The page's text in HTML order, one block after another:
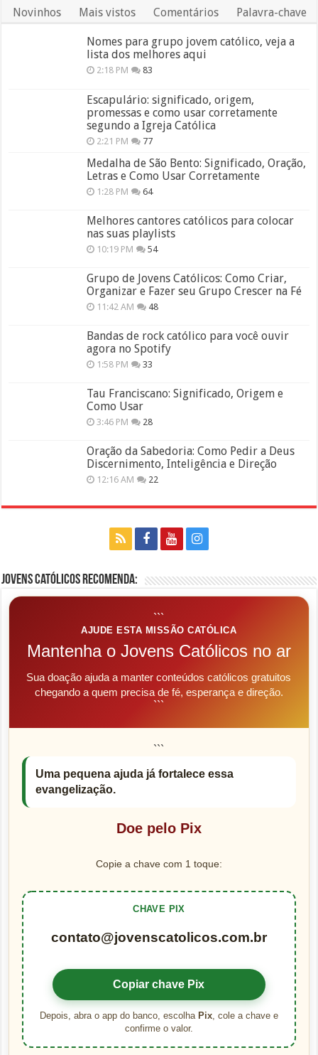
Novinhos Mais vistos Comentários Palavra-chave
Nomes para grupo jovem católico, veja a
lista dos melhores aqui
2:18 PM 83
Escapulário: significado, origem,
promessas e como usar corretamente
segundo a Igreja Católica
2:21 PM 77
Medalha de São Bento: Significado, Oração,
Letras e Como Usar Corretamente
1:28 PM 64
Melhores cantores católicos para colocar
nas suas playlists
10:19 PM 54
Grupo de Jovens Católicos: Como Criar,
Organizar e Fazer seu Grupo Crescer na Fé
11:42 AM 48
Bandas de rock católico para você ouvir
agora no Spotify
1:58 PM 33
Tau Franciscano: Significado, Origem e
Como Usar
3:46 PM 28
Oração da Sabedoria: Como Pedir a Deus
Discernimento, Inteligência e Direção
12:16 AM 22
Jovens Católicos Recomenda:
```
AJUDE ESTA MISSÃO CATÓLICA
Mantenha o Jovens Católicos no ar
Sua doação ajuda a manter conteúdos católicos gratuitos
chegando a quem precisa de fé, esperança e direção.
```
```
Uma pequena ajuda já fortalece essa
evangelização.
Doe pelo Pix
Copie a chave com 1 toque:
CHAVE PIX
contato@jovenscatolicos.com.br
Copiar chave Pix
Depois, abra o app do banco, escolha Pix, cole a chave e
confirme o valor.